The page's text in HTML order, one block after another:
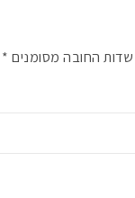
שדות החובה מסומנים *